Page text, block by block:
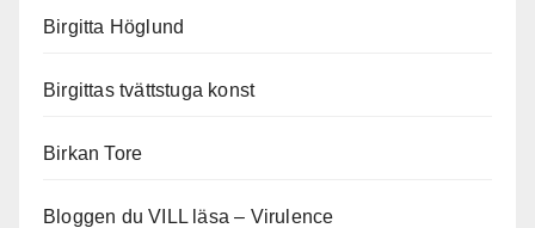
Birgitta Höglund
Birgittas tvättstuga konst
Birkan Tore
Bloggen du VILL läsa – Virulence